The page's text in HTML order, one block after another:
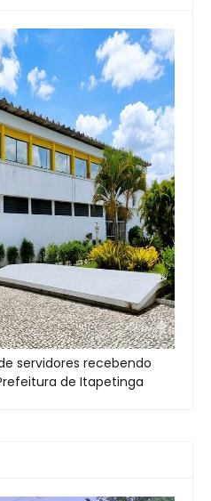
servidores recebendo
de Itapetinga